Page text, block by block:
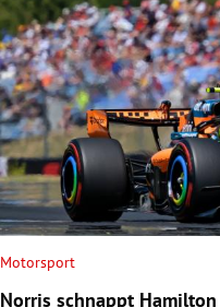
Motorsport
Norris schnappt